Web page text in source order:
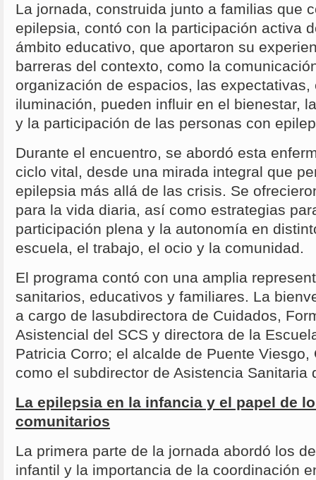
La jornada, construida junto a familias que
epilepsia, contó con la participación activa
ámbito educativo, que aportaron su
barreras del contexto, como la
organización de espacios, las expectativas,
iluminación, pueden influir en el bienestar,
y la participación de las personas con
Durante el encuentro, se abordó esta
ciclo vital, desde una mirada integral que
epilepsia más allá de las crisis. Se
para la vida diaria, así como estrategias
participación plena y la autonomía en
escuela, el trabajo, el ocio y la comunidad.
El programa contó con una amplia
sanitarios, educativos y familiares. La
a cargo de lasubdirectora de Cuidados,
Asistencial del SCS y directora de la
Patricia Corro; el alcalde de Puente
como el subdirector de Asistencia Sanitaria
La epilepsia en la infancia y el papel de
comunitarios
La primera parte de la jornada abordó los
infantil y la importancia de la coordinación